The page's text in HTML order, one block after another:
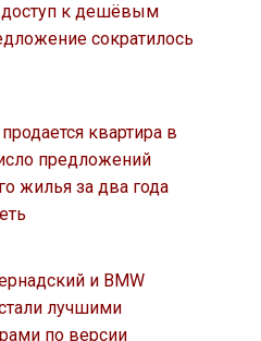
доступ к дешёвым
сократилось
квартира в
предложений
жилья за два года
и BMW
лучшими
по версии